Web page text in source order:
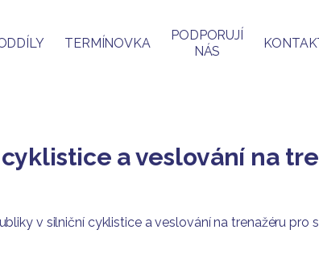
TERMÍNOVKA
PODPORUJÍ
NÁS
a veslování na
v silniční cyklistice a veslování na trenažéru